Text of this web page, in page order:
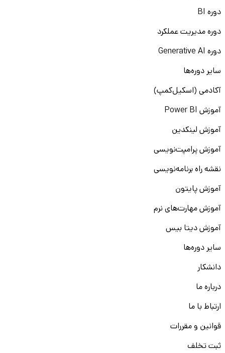
دوره BI
دوره مدیریت عملکرد
دوره Generative AI
سایر دوره‌ها
آکادمی (اسکیل‌کمپ)
آموزش Power BI
آموزش لینکدین
آموزش پرامپت‌نویسی
نقشه راه برنامه‌نویسی
آموزش پایتون
آموزش مهارت‌های نرم
آموزش دیتا بیس
سایر دوره‌ها
دانشکار
درباره ما
ارتباط با ما
قوانین و مقررات
ثبت تخلف